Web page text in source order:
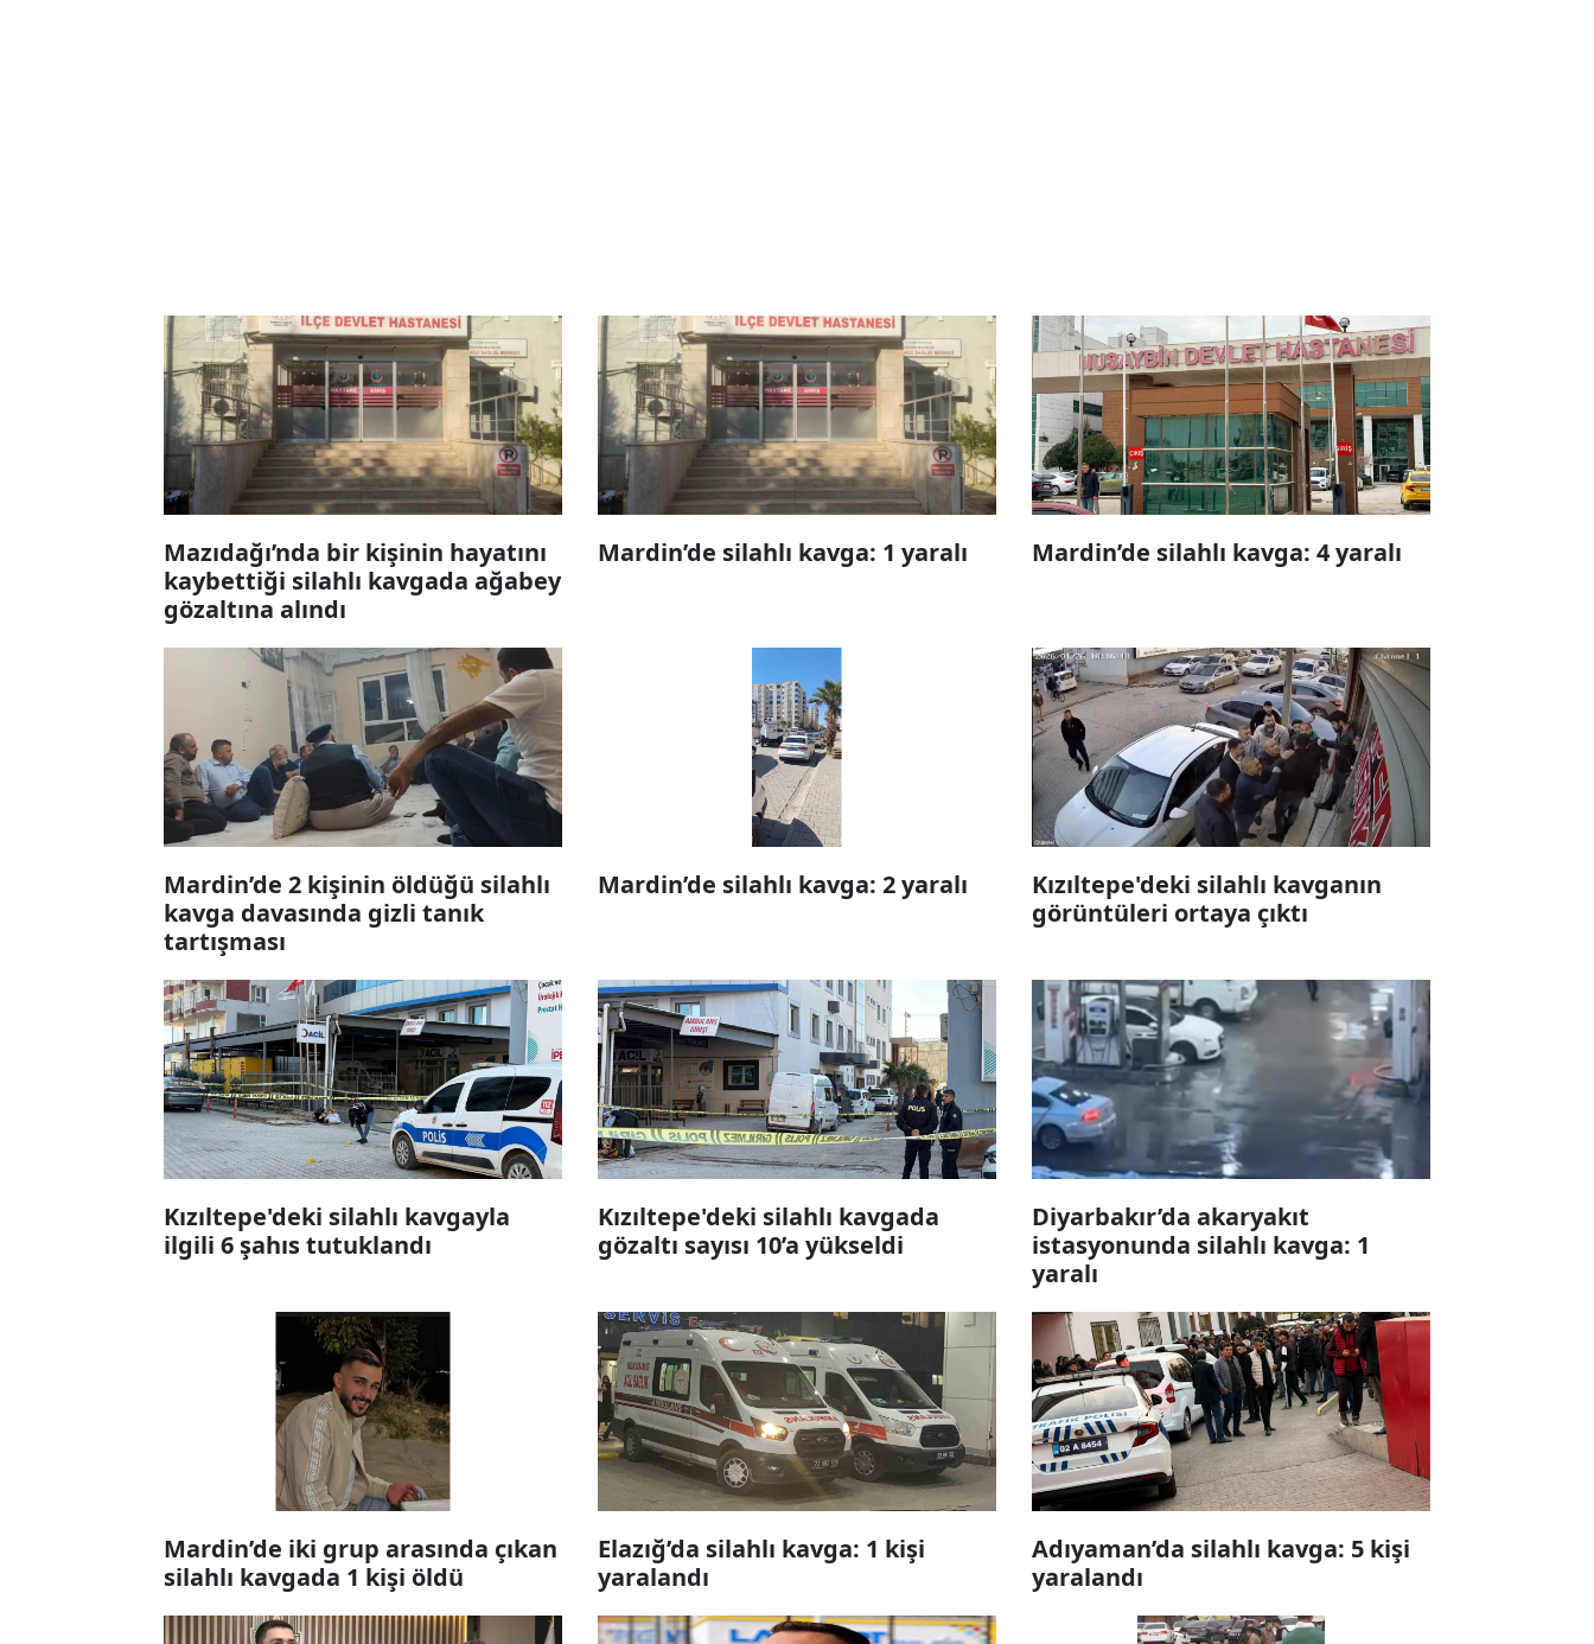
Mazıdağı’nda bir kişinin hayatını
kaybettiği silahlı kavgada ağabey
gözaltına alındı
Mardin’de silahlı kavga: 1 yaralı Mardin’de silahlı kavga: 4 yaralı
Mardin’de 2 kişinin öldüğü silahlı
kavga davasında gizli tanık
tartışması
Mardin’de silahlı kavga: 2 yaralı
Kızıltepe'deki silahlı kavganın
görüntüleri ortaya çıktı
Kızıltepe'deki silahlı kavgayla
ilgili 6 şahıs tutuklandı
Kızıltepe'deki silahlı kavgada
gözaltı sayısı 10’a yükseldi
Diyarbakır’da akaryakıt
istasyonunda silahlı kavga: 1
yaralı
Mardin’de iki grup arasında çıkan
silahlı kavgada 1 kişi öldü
Elazığ’da silahlı kavga: 1 kişi
yaralandı
Adıyaman’da silahlı kavga: 5 kişi
yaralandı